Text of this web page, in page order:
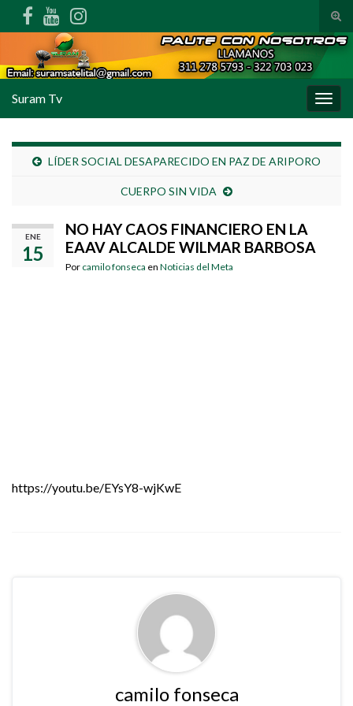
Suram Tv
LÍDER SOCIAL DESAPARECIDO EN PAZ DE ARIPORO
CUERPO SIN VIDA
ENE
15
NO HAY CAOS FINANCIERO EN LA
EAAV ALCALDE WILMAR BARBOSA
Por camilo fonseca en Noticias del Meta
https://youtu.be/EYsY8-wjKwE
camilo fonseca